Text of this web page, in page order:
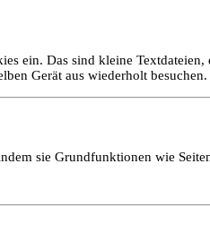
ein. Das sind kleine
Gerät aus wiederholt
sie Grundfunktionen wie